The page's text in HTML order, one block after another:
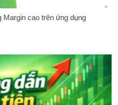
cao trên ứng dụng